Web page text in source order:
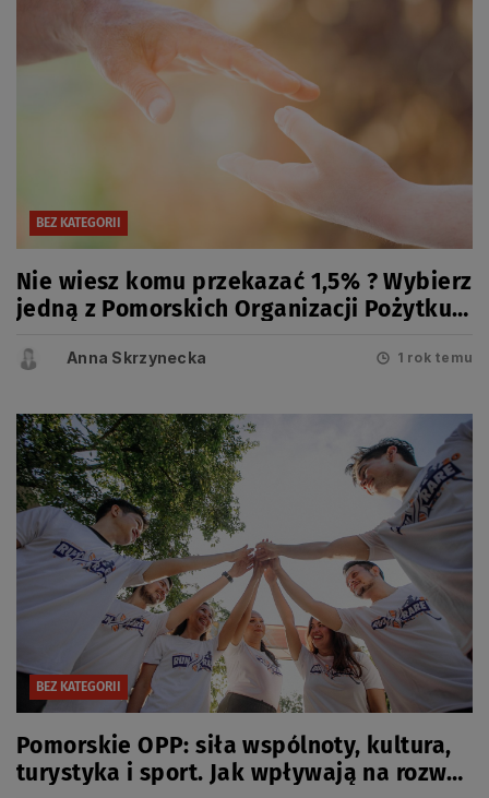
BEZ KATEGORII
Nie wiesz komu przekazać 1,5% ? Wybierz
jedną z Pomorskich Organizacji Pożytku
Anna Skrzynecka 1 rok temu
BEZ KATEGORII
Pomorskie OPP: siła wspólnoty, kultura,
turystyka i sport. Jak wpływają na rozwój